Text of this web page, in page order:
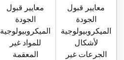
معايير قبول
الجودة
الميكروبيولوجية
لأشكال
الجرعات غير
معايير قبول
الجودة
الميكروبيولوجية
للمواد غير
المعقمة